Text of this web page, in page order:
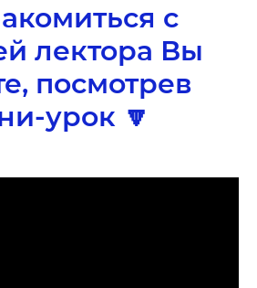
с
лектора Вы
посмотрев
урок 🔽